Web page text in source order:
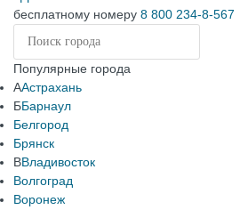
бесплатному номеру 8 800 234-8-567
Популярные города
ААстрахань
ББарнаул
Белгород
Брянск
ВВладивосток
Волгоград
Воронеж